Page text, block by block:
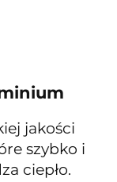
jakości
szybko i
ciepło.